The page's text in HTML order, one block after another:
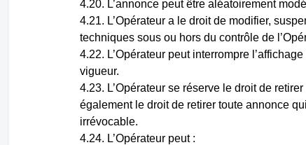
L’annonce peut être aléatoirement
L’Opérateur a le droit de modifier,
techniques sous ou hors du contrôle de
L’Opérateur peut interrompre
vigueur.
L’Opérateur se réserve le droit de
également le droit de retirer toute annonce
irrévocable.
L’Opérateur peut :